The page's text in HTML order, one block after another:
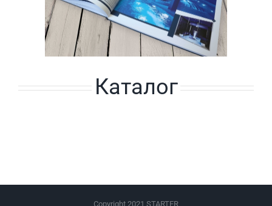
Каталог
Copyright 2021 STARTER